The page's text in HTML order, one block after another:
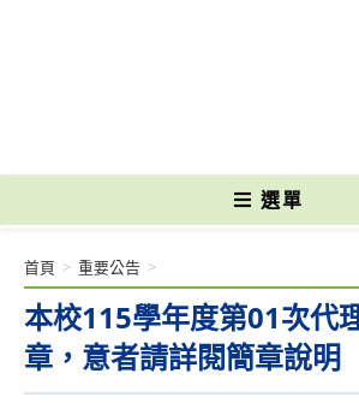
選單
本校115學年度第01次代
章，意者請詳閱簡章說明
首頁 > 重要公告 >